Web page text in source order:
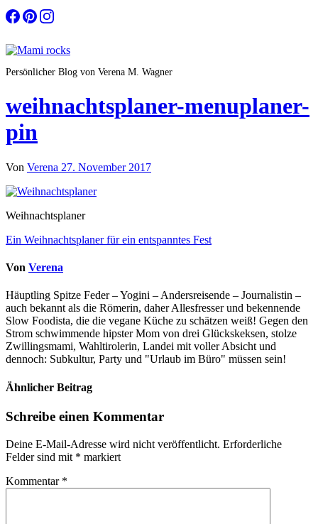
Zum
Inhalt
Persönlicher Blog von Verena M. Wagner
weihnachtsplaner-menuplaner-
pin
Von Verena 27. November 2017
Weihnachtsplaner
Beitragsnavigation
Ein Weihnachtsplaner für ein entspanntes Fest
Von Verena
Häuptling Spitze Feder – Yogini – Andersreisende – Journalistin –
auch bekannt als die Römerin, daher Allesfresser und bekennende
Slow Foodista, die die vegane Küche zu schätzen weiß! Gegen den
Strom schwimmende hipster Mom von drei Glückskeksen, stolze
Zwillingsmami, Wahltirolerin, Landei mit voller Absicht und
dennoch: Subkultur, Party und "Urlaub im Büro" müssen sein!
Ähnlicher Beitrag
Schreibe einen Kommentar
Deine E-Mail-Adresse wird nicht veröffentlicht. Erforderliche
Felder sind mit * markiert
Kommentar *